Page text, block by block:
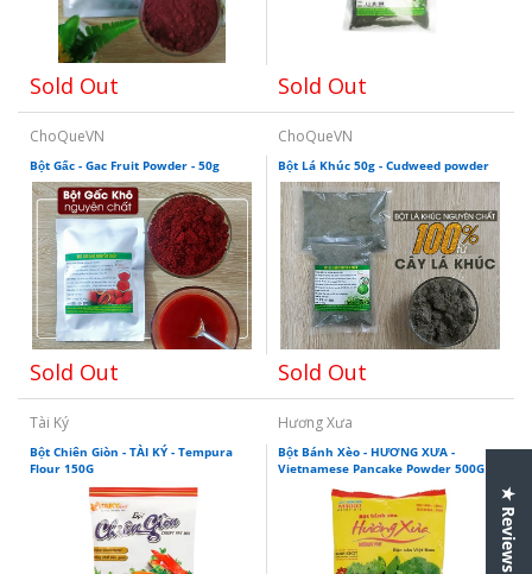
Sold Out Sold Out
ChoQueVN
Bột Gấc - Gac Fruit Powder - 50g
Sold Out
ChoQueVN
Bột Lá Khúc 50g - Cudweed powder
Sold Out
Tài Ký
Bột Chiên Giòn - TÀI KÝ - Tempura
Flour 150G
Hương Xưa
Bột Bánh Xèo - HƯƠNG XƯA -
Vietnamese Pancake Powder 500G
★ Reviews